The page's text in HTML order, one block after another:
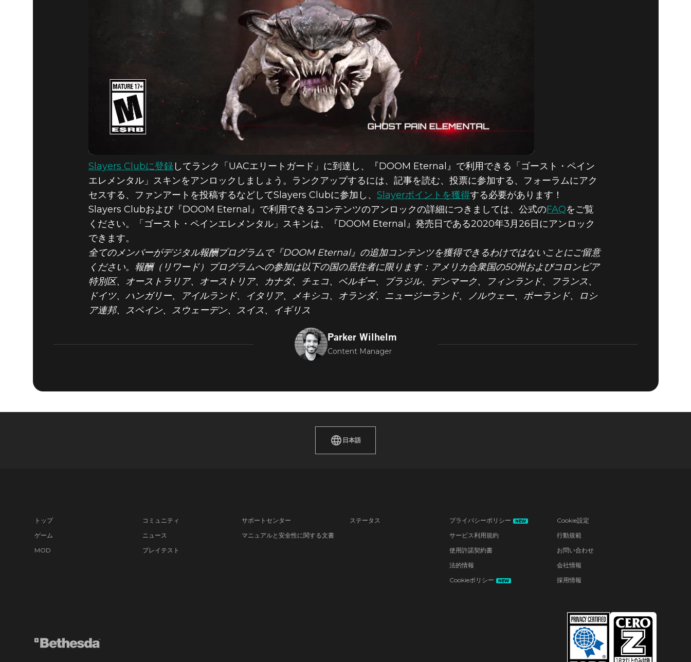
恐怖のゴースト・ペインエレメン
タル
Slayers Clubに登録してランク「UACエリートガード」に到達し、『DOOM Eternal』で利用できる「ゴースト・ペイン
エレメンタル」スキンをアンロックしましょう。ランクアップするには、記事を読む、投票に参加する、フォーラムにアク
セスする、ファンアートを投稿するなどしてSlayers Clubに参加し、 Slayerポイントを獲得する必要があります！
Slayers Clubおよび『DOOM Eternal』で利用できるコンテンツのアンロックの詳細につきましては、公式のFAQをご覧
ください。「ゴースト・ペインエレメンタル」スキンは、『DOOM Eternal』発売日である2020年3月26日にアンロック
できます。
全てのメンバーがデジタル報酬プログラムで『DOOM Eternal』の追加コンテンツを獲得できるわけではないことにご留意
ください。報酬（リワード）プログラムへの参加は以下の国の居住者に限ります：アメリカ合衆国の50州およびコロンビア
特別区、オーストラリア、オーストリア、カナダ、チェコ、ベルギー、ブラジル、デンマーク、フィンランド、フランス、
ドイツ、ハンガリー、アイルランド、イタリア、メキシコ、オランダ、ニュージーランド、ノルウェー、ポーランド、ロシ
ア連邦、スペイン、スウェーデン、スイス、イギリス
Parker Wilhelm
Content Manager
日本語
トップ
ゲーム
MOD
コミュニティ
ニュース
プレイテスト
サポートセンター
マニュアルと安全性に関する文書
ステータス プライバシーポリシー NEW
サービス利用規約
使用許諾契約書
法的情報
Cookieポリシー
NEW
Cookie設定
行動規範
お問い合わせ
会社情報
採用情報